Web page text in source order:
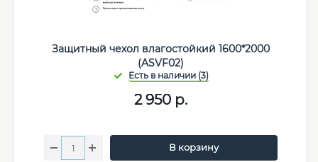
Защитный чехол влагостойкий 1600*2000
(ASVF02)
2 950р.
В корзину